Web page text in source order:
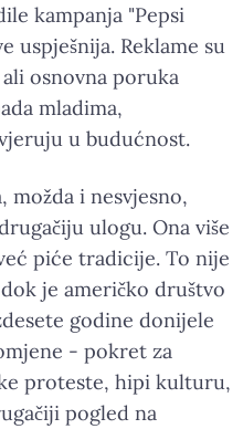
kampanja "Pepsi
uspješnija. Reklame su
osnovna poruka
mladima,
u budućnost.
možda i nesvjesno,
ulogu. Ona više
piće tradicije. To nije
je američko društvo
godine donijele
- pokret za
proteste, hipi kulturu,
pogled na